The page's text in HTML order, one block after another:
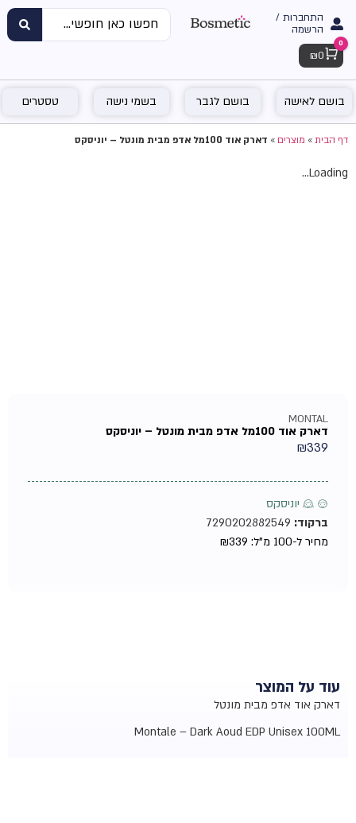
התחברות /
הרשמה
Cart
0
₪ 0
בושם לאישה בושם לגבר בשמי נישה טסטרים
דף הבית»מוצרים»דארק אוד 100מל אדפ מבית מונטל – יוניסקס
Loading...
MONTAL
דארק אוד 100מל אדפ מבית מונטל – יוניסקס
₪339
♂ ♀ יוניסקס
ברקוד:7290202882549
מחיר ל-100 מ"ל:
₪339
עוד על המוצר
דארק אוד אדפ מבית מונטל
Montale – Dark Aoud EDP Unisex 100ML